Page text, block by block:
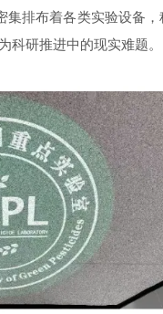
排布着各类实验设备
科研推进中的现实难题。